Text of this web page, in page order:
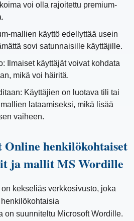
voi olla rajoitettu premium-
mallien käyttö edellyttää usein
sovi satunnaisille käyttäjille.
Ilmaiset käyttäjät voivat kohdata
mikä voi häiritä.
Käyttäjien on luotava tili tai
lataamiseksi, mikä lisää
vaiheen.
henkilökohtaiset
ja mallit MS Wordille
kekseliäs verkkosivusto, joka
on suunniteltu Microsoft Wordille.